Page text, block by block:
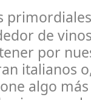
de
por
italianos
algo